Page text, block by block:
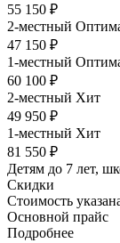
55 150 ₽
2-местный
47 150 ₽
1-местный
60 100 ₽
2-местный Хит
49 950 ₽
1-местный Хит
81 550 ₽
Детям до 7 лет,
Скидки
Стоимость
Основной прайс
Подробнее